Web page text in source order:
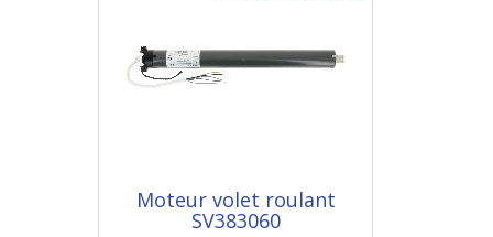
Moteur volet roulant
SV383060